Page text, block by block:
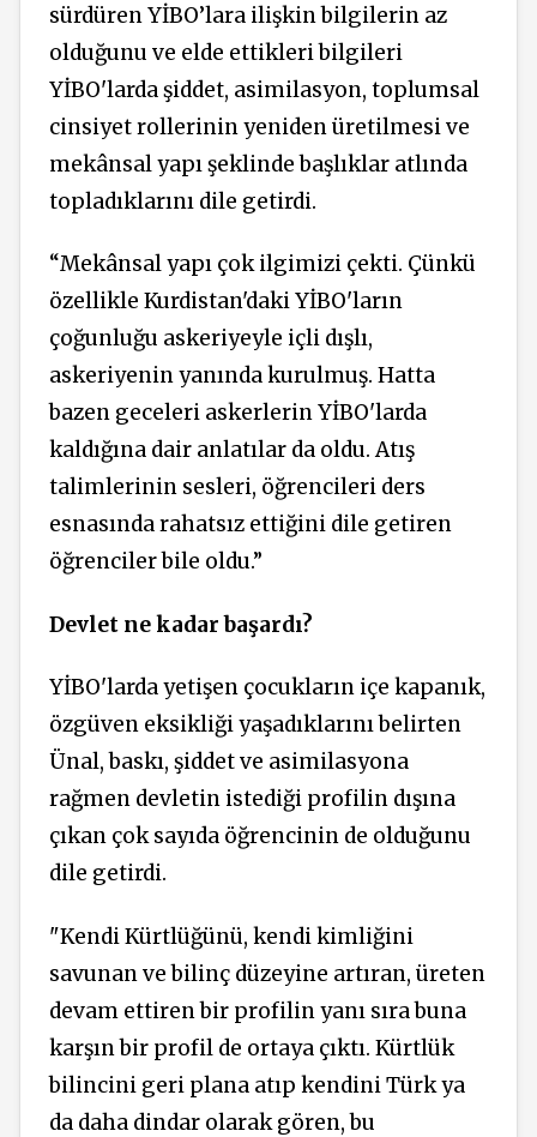
sürdüren YİBO’lara ilişkin bilgilerin az
olduğunu ve elde ettikleri bilgileri
YİBO'larda şiddet, asimilasyon, toplumsal
cinsiyet rollerinin yeniden üretilmesi ve
mekânsal yapı şeklinde başlıklar atlında
topladıklarını dile getirdi.
“Mekânsal yapı çok ilgimizi çekti. Çünkü
özellikle Kurdistan'daki YİBO'ların
çoğunluğu askeriyeyle içli dışlı,
askeriyenin yanında kurulmuş. Hatta
bazen geceleri askerlerin YİBO'larda
kaldığına dair anlatılar da oldu. Atış
talimlerinin sesleri, öğrencileri ders
esnasında rahatsız ettiğini dile getiren
öğrenciler bile oldu.”
Devlet ne kadar başardı?
YİBO'larda yetişen çocukların içe kapanık,
özgüven eksikliği yaşadıklarını belirten
Ünal, baskı, şiddet ve asimilasyona
rağmen devletin istediği profilin dışına
çıkan çok sayıda öğrencinin de olduğunu
dile getirdi.
"Kendi Kürtlüğünü, kendi kimliğini
savunan ve bilinç düzeyine artıran, üreten
devam ettiren bir profilin yanı sıra buna
karşın bir profil de ortaya çıktı. Kürtlük
bilincini geri plana atıp kendini Türk ya
da daha dindar olarak gören, bu